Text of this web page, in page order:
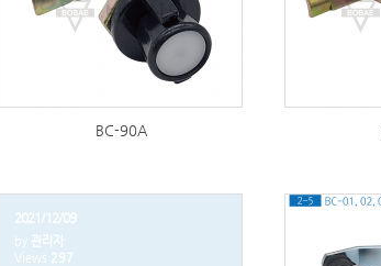
BC-90A
2021/12/09
by 관리자
Views 297 273